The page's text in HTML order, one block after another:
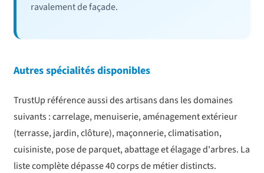
ravalement de façade.
Autres spécialités disponibles
TrustUp référence aussi des artisans dans les domaines
suivants : carrelage, menuiserie, aménagement extérieur
(terrasse, jardin, clôture), maçonnerie, climatisation,
cuisiniste, pose de parquet, abattage et élagage d'arbres. La
liste complète dépasse 40 corps de métier distincts.